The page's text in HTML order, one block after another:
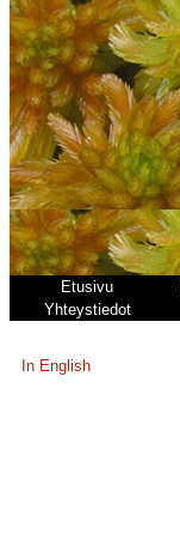
Etusivu
Yhteystiedot
In English